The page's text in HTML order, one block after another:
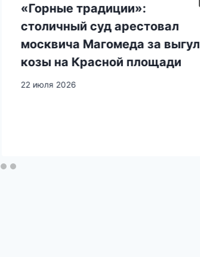
«Горные традиции»:
столичный суд арестовал
москвича Магомеда за выгул
козы на Красной площади
22 июля 2026